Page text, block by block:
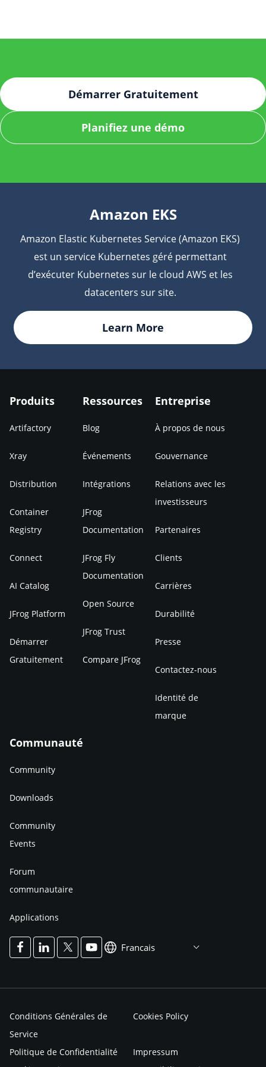
avec JFrog Xray pour l’analyse des vulnérabilités et
améliorer encore davantage la sécurité lors du
déploiement sur EKS.
Démarrer Gratuitement
Planifiez une démo
Amazon EKS
Amazon Elastic Kubernetes Service (Amazon EKS)
est un service Kubernetes géré permettant
d’exécuter Kubernetes sur le cloud AWS et les
datacenters sur site.
Learn More
Produits
Artifactory
Xray
Distribution
Container
Registry
Connect
AI Catalog
JFrog Platform
Démarrer
Gratuitement
Ressources
Blog
Événements
Intégrations
JFrog
Documentation
JFrog Fly
Documentation
Open Source
JFrog Trust
Compare JFrog
Entreprise
À propos de nous
Gouvernance
Relations avec les
investisseurs
Partenaires
Clients
Carrières
Durabilité
Presse
Contactez-nous
Identité de
marque
Communauté
Community
Downloads
Community
Events
Forum
communautaire
Applications
Francais
Conditions Générales de
Service
Cookies Policy
Politique de Confidentialité
Impressum